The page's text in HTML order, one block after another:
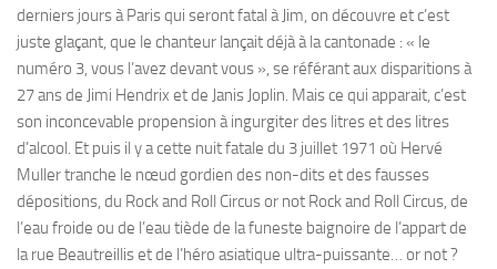
derniers jours à Paris qui seront fatal à Jim, on découvre et c’est
juste glaçant, que le chanteur lançait déjà à la cantonade : « le
numéro 3, vous l’avez devant vous », se référant aux disparitions à
27 ans de Jimi Hendrix et de Janis Joplin. Mais ce qui apparait, c’est
son inconcevable propension à ingurgiter des litres et des litres
d’alcool. Et puis il y a cette nuit fatale du 3 juillet 1971 où Hervé
Muller tranche le nœud gordien des non-dits et des fausses
dépositions, du Rock and Roll Circus or not Rock and Roll Circus, de
l’eau froide ou de l’eau tiède de la funeste baignoire de l’appart de
la rue Beautreillis et de l’héro asiatique ultra-puissante… or not ?